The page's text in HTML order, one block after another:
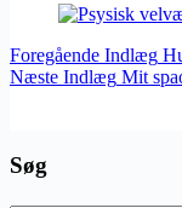
Foregående Indlæg
Næste Indlæg Mit
Søg